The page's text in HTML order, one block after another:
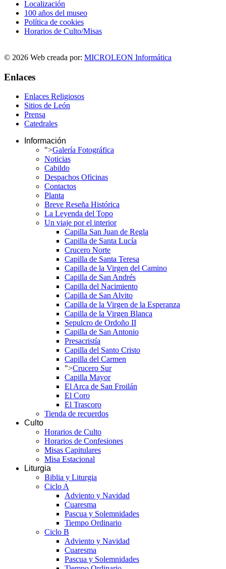
Localización
100 años del museo
Política de cookies
Horarios de Culto/Misas
© 2026 Web creada por: MICROLEON Informática
Enlaces
Enlaces Religiosos
Sitios de León
Prensa
Catedrales
Información
">Galería Fotográfica
Noticias
Cabildo
Despachos Oficinas
Contactos
Planta
Breve Reseña Histórica
La Leyenda del Topo
Un viaje por el interior
Capilla San Juan de Regla
Capilla de Santa Lucía
Crucero Norte
Capilla de Santa Teresa
Capilla de la Virgen del Camino
Capilla de San Andrés
Capilla del Nacimiento
Capilla de San Alvito
Capilla de la Virgen de la Esperanza
Capilla de la Virgen Blanca
Sepulcro de Ordoño II
Capilla de San Antonio
Presacristía
Capilla del Santo Cristo
Capilla del Carmen
">Crucero Sur
Capilla Mayor
El Arca de San Froilán
El Coro
El Trascoro
Tienda de recuerdos
Culto
Horarios de Culto
Horarios de Confesiones
Misas Capitulares
Misa Estacional
Liturgia
Biblia y Liturgia
Ciclo A
Adviento y Navidad
Cuaresma
Pascua y Solemnidades
Tiempo Ordinario
Ciclo B
Adviento y Navidad
Cuaresma
Pascua y Solemnidades